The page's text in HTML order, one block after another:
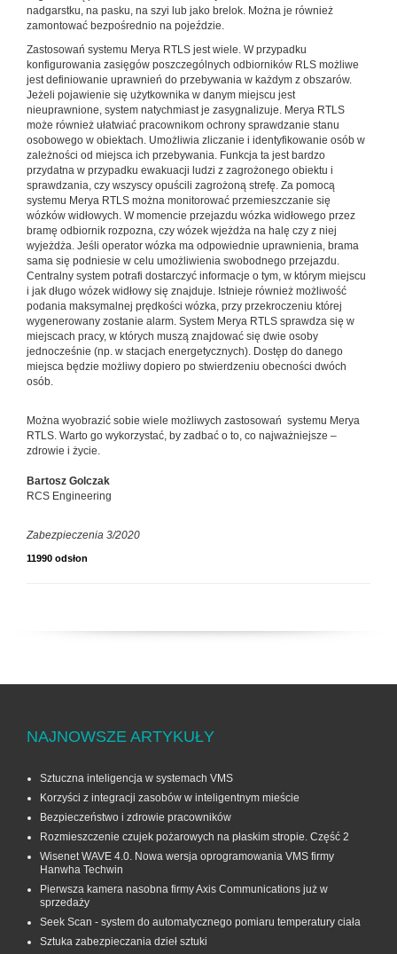
nadgarstku, na pasku, na szyi lub jako brelok. Można je również
zamontować bezpośrednio na pojeździe.
Zastosowań systemu Merya RTLS jest wiele. W przypadku
konfigurowania zasięgów poszczególnych odbiorników RLS możliwe
jest definiowanie uprawnień do przebywania w każdym z obszarów.
Jeżeli pojawienie się użytkownika w danym miejscu jest
nieuprawnione, system natychmiast je zasygnalizuje. Merya RTLS
może również ułatwiać pracownikom ochrony sprawdzanie stanu
osobowego w obiektach. Umożliwia zliczanie i identyfikowanie osób w
zależności od miejsca ich przebywania. Funkcja ta jest bardzo
przydatna w przypadku ewakuacji ludzi z zagrożonego obiektu i
sprawdzania, czy wszyscy opuścili zagrożoną strefę. Za pomocą
systemu Merya RTLS można monitorować przemieszczanie się
wózków widłowych. W momencie przejazdu wózka widłowego przez
bramę odbiornik rozpozna, czy wózek wjeżdża na halę czy z niej
wyjeżdża. Jeśli operator wózka ma odpowiednie uprawnienia, brama
sama się podniesie w celu umożliwienia swobodnego przejazdu.
Centralny system potrafi dostarczyć informacje o tym, w którym miejscu
i jak długo wózek widłowy się znajduje. Istnieje również możliwość
podania maksymalnej prędkości wózka, przy przekroczeniu której
wygenerowany zostanie alarm. System Merya RTLS sprawdza się w
miejscach pracy, w których muszą znajdować się dwie osoby
jednocześnie (np. w stacjach energetycznych). Dostęp do danego
miejsca będzie możliwy dopiero po stwierdzeniu obecności dwóch
osób.
Można wyobrazić sobie wiele możliwych zastosowań systemu Merya
RTLS. Warto go wykorzystać, by zadbać o to, co najważniejsze –
zdrowie i życie.
Bartosz Golczak
RCS Engineering
Zabezpieczenia 3/2020
11990 odsłon
NAJNOWSZE ARTYKUŁY
Sztuczna inteligencja w systemach VMS
Korzyści z integracji zasobów w inteligentnym mieście
Bezpieczeństwo i zdrowie pracowników
Rozmieszczenie czujek pożarowych na płaskim stropie. Część 2
Wisenet WAVE 4.0. Nowa wersja oprogramowania VMS firmy
Hanwha Techwin
Pierwsza kamera nasobna firmy Axis Communications już w
sprzedaży
Seek Scan - system do automatycznego pomiaru temperatury ciała
Sztuka zabezpieczania dzieł sztuki